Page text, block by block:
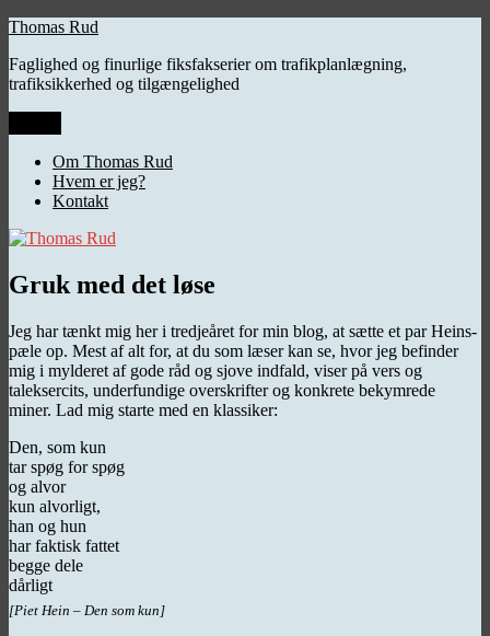
Videre
indhold
Thomas Rud
Faglighed og finurlige fiksfakserier om trafikplanlægning,
trafiksikkerhed og tilgængelighed
Om Thomas Rud
Hvem er jeg?
Kontakt
Gruk med det løse
Jeg har tænkt mig her i tredjeåret for min blog, at sætte et par Heins-
pæle op. Mest af alt for, at du som læser kan se, hvor jeg befinder
mig i mylderet af gode råd og sjove indfald, viser på vers og
taleksercits, underfundige overskrifter og konkrete bekymrede
miner. Lad mig starte med en klassiker:
Den, som kun
tar spøg for spøg
og alvor
kun alvorligt,
han og hun
har faktisk fattet
begge dele
dårligt
[Piet Hein – Den som kun]